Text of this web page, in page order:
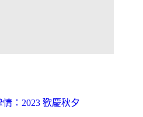
：2023 歡慶秋夕